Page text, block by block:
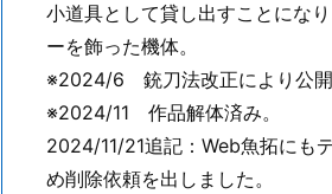
小道具として貸し出すことにな
ーを飾った機体。
※2024/6 銃刀法改正により公開
※2024/11 作品解体済み。
2024/11/21追記：Web魚拓にも
め削除依頼を出しました。